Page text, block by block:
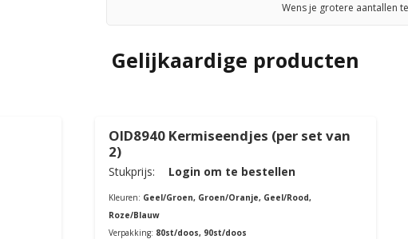
Wens je grotere aantallen
Gelijkaardige producten
OID8940 Kermiseendjes (per set van
2)
Stukprijs: Login om te bestellen
Kleuren: Geel/Groen, Groen/Oranje, Geel/Rood,
Roze/Blauw
Verpakking: 80st/doos, 90st/doos